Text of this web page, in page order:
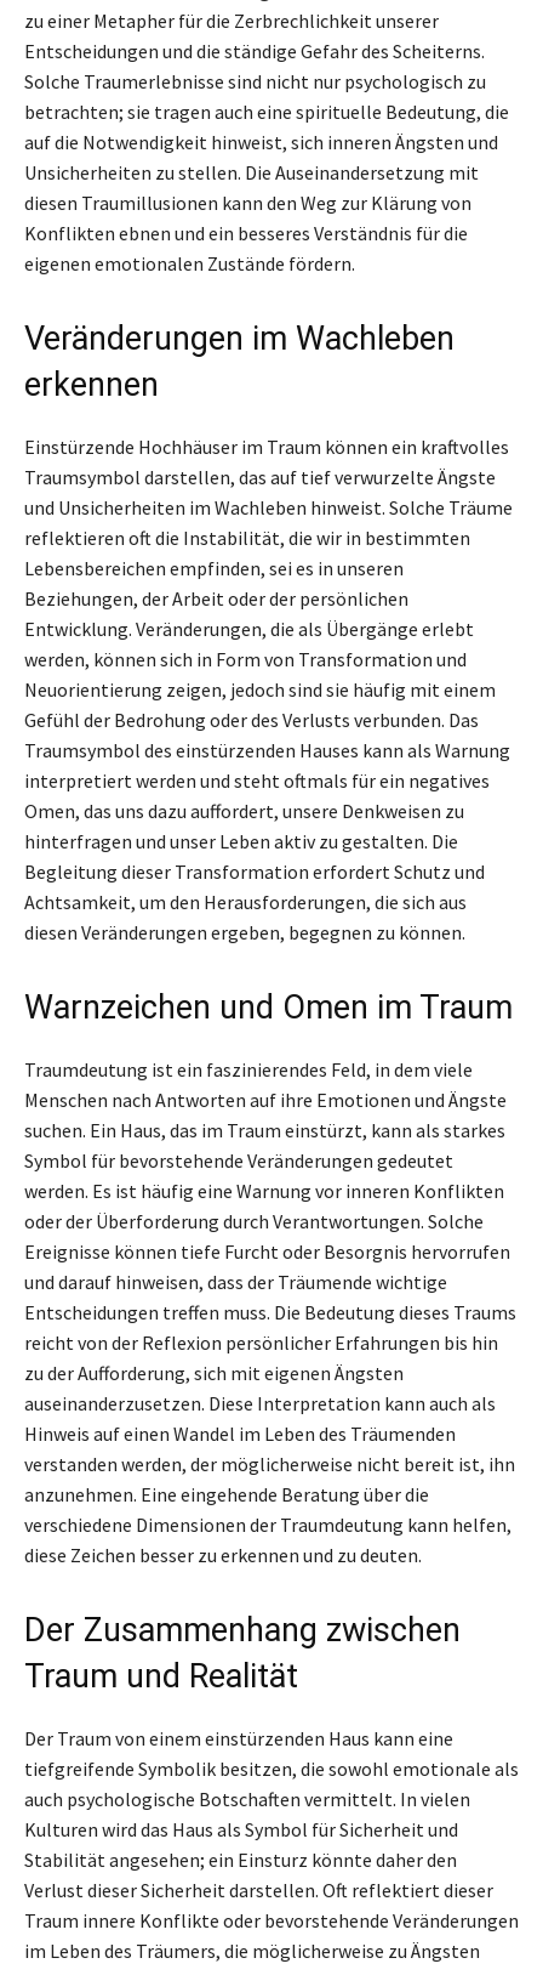
zu einer Metapher für die Zerbrechlichkeit unserer
Entscheidungen und die ständige Gefahr des Scheiterns.
Solche Traumerlebnisse sind nicht nur psychologisch zu
betrachten; sie tragen auch eine spirituelle Bedeutung, die
auf die Notwendigkeit hinweist, sich inneren Ängsten und
Unsicherheiten zu stellen. Die Auseinandersetzung mit
diesen Traumillusionen kann den Weg zur Klärung von
Konflikten ebnen und ein besseres Verständnis für die
eigenen emotionalen Zustände fördern.
Veränderungen im Wachleben
erkennen
Einstürzende Hochhäuser im Traum können ein kraftvolles
Traumsymbol darstellen, das auf tief verwurzelte Ängste
und Unsicherheiten im Wachleben hinweist. Solche Träume
reflektieren oft die Instabilität, die wir in bestimmten
Lebensbereichen empfinden, sei es in unseren
Beziehungen, der Arbeit oder der persönlichen
Entwicklung. Veränderungen, die als Übergänge erlebt
werden, können sich in Form von Transformation und
Neuorientierung zeigen, jedoch sind sie häufig mit einem
Gefühl der Bedrohung oder des Verlusts verbunden. Das
Traumsymbol des einstürzenden Hauses kann als Warnung
interpretiert werden und steht oftmals für ein negatives
Omen, das uns dazu auffordert, unsere Denkweisen zu
hinterfragen und unser Leben aktiv zu gestalten. Die
Begleitung dieser Transformation erfordert Schutz und
Achtsamkeit, um den Herausforderungen, die sich aus
diesen Veränderungen ergeben, begegnen zu können.
Warnzeichen und Omen im Traum
Traumdeutung ist ein faszinierendes Feld, in dem viele
Menschen nach Antworten auf ihre Emotionen und Ängste
suchen. Ein Haus, das im Traum einstürzt, kann als starkes
Symbol für bevorstehende Veränderungen gedeutet
werden. Es ist häufig eine Warnung vor inneren Konflikten
oder der Überforderung durch Verantwortungen. Solche
Ereignisse können tiefe Furcht oder Besorgnis hervorrufen
und darauf hinweisen, dass der Träumende wichtige
Entscheidungen treffen muss. Die Bedeutung dieses Traums
reicht von der Reflexion persönlicher Erfahrungen bis hin
zu der Aufforderung, sich mit eigenen Ängsten
auseinanderzusetzen. Diese Interpretation kann auch als
Hinweis auf einen Wandel im Leben des Träumenden
verstanden werden, der möglicherweise nicht bereit ist, ihn
anzunehmen. Eine eingehende Beratung über die
verschiedene Dimensionen der Traumdeutung kann helfen,
diese Zeichen besser zu erkennen und zu deuten.
Der Zusammenhang zwischen
Traum und Realität
Der Traum von einem einstürzenden Haus kann eine
tiefgreifende Symbolik besitzen, die sowohl emotionale als
auch psychologische Botschaften vermittelt. In vielen
Kulturen wird das Haus als Symbol für Sicherheit und
Stabilität angesehen; ein Einsturz könnte daher den
Verlust dieser Sicherheit darstellen. Oft reflektiert dieser
Traum innere Konflikte oder bevorstehende Veränderungen
im Leben des Träumers, die möglicherweise zu Ängsten